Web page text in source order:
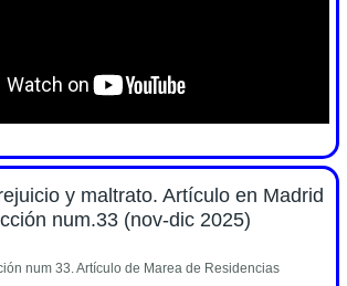
y maltrato. Artículo en Madrid
num.33 (nov-dic 2025)